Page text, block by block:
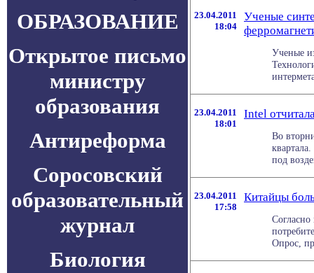
ОБРАЗОВАНИЕ
Открытое письмо
министру
образования
Антиреформа
Соросовский
образовательный
журнал
Биология
23.04.2011
18:04
Ученые
Ученые
23.04.2011
18:01
Intel
Во
под
23.04.2011
17:58
Китайцы
Опрос,